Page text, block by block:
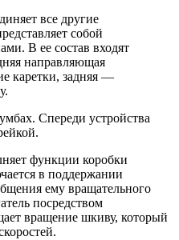
все другие
собой
В ее состав входят
направляющая
каретки, задняя —
Спереди устройства
функции коробки
в поддержании
ему вращательного
посредством
вращение шкиву, который